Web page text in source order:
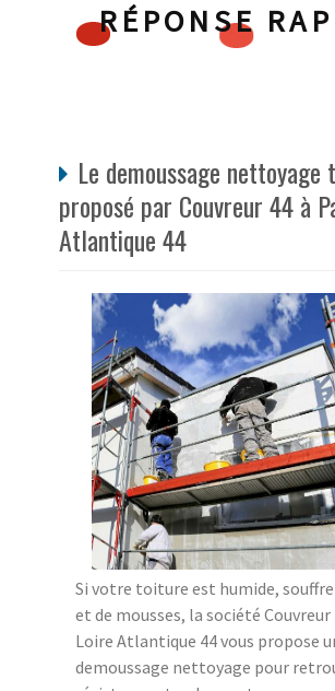
RÉPONSE
Le demoussage nettoyage
proposé par Couvreur 44 à
Atlantique 44
Si votre toiture est humide,
et de mousses, la société Couvreur
Loire Atlantique 44 vous propose
demoussage nettoyage pour